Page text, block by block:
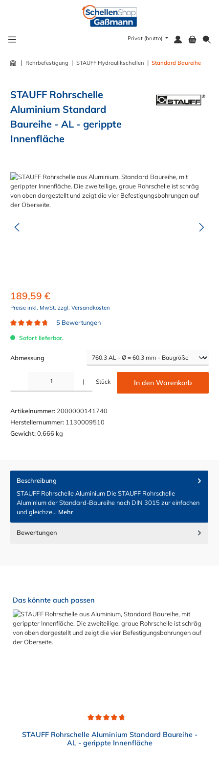
Privat (brutto)
| Rohrbefestigung | STAUFF Hydraulikschellen | Standard Baureihe
STAUFF Rohrschelle
Aluminium Standard
Baureihe - AL - gerippte
Innenfläche
Bildergalerie überspringen
189,59 €
Preise inkl. MwSt. zzgl. Versandkosten
5 Bewertungen
Sofort lieferbar.
Abmessung
Produkt Anzahl: Gib den gewünschten Wert ein oder benutze die Schaltflächen um die Anzahl
Stück In den Warenkorb
Artikelnummer: 2000000141740
Herstellernummer: 1130009510
Gewicht:0,666 kg
Beschreibung
STAUFF Rohrschelle Aluminium Die STAUFF Rohrschelle
Aluminium der Standard-Baureihe nach DIN 3015 zur einfachen
und gleichze… Mehr
Bewertungen
Produktgalerie überspringen
Das könnte auch passen
STAUFF Rohrschelle Aluminium Standard Baureihe -
AL - gerippte Innenfläche